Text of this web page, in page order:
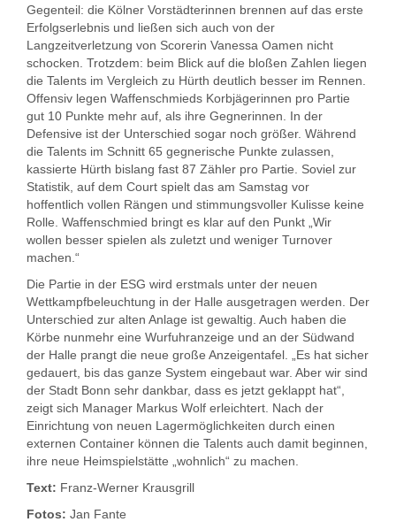
Gegenteil: die Kölner Vorstädterinnen brennen auf das erste
Erfolgserlebnis und ließen sich auch von der
Langzeitverletzung von Scorerin Vanessa Oamen nicht
schocken. Trotzdem: beim Blick auf die bloßen Zahlen liegen
die Talents im Vergleich zu Hürth deutlich besser im Rennen.
Offensiv legen Waffenschmieds Korbjägerinnen pro Partie
gut 10 Punkte mehr auf, als ihre Gegnerinnen. In der
Defensive ist der Unterschied sogar noch größer. Während
die Talents im Schnitt 65 gegnerische Punkte zulassen,
kassierte Hürth bislang fast 87 Zähler pro Partie. Soviel zur
Statistik, auf dem Court spielt das am Samstag vor
hoffentlich vollen Rängen und stimmungsvoller Kulisse keine
Rolle. Waffenschmied bringt es klar auf den Punkt „Wir
wollen besser spielen als zuletzt und weniger Turnover
machen.“
Die Partie in der ESG wird erstmals unter der neuen
Wettkampfbeleuchtung in der Halle ausgetragen werden. Der
Unterschied zur alten Anlage ist gewaltig. Auch haben die
Körbe nunmehr eine Wurfuhranzeige und an der Südwand
der Halle prangt die neue große Anzeigentafel. „Es hat sicher
gedauert, bis das ganze System eingebaut war. Aber wir sind
der Stadt Bonn sehr dankbar, dass es jetzt geklappt hat“,
zeigt sich Manager Markus Wolf erleichtert. Nach der
Einrichtung von neuen Lagermöglichkeiten durch einen
externen Container können die Talents auch damit beginnen,
ihre neue Heimspielstätte „wohnlich“ zu machen.
Text: Franz-Werner Krausgrill
Fotos: Jan Fante